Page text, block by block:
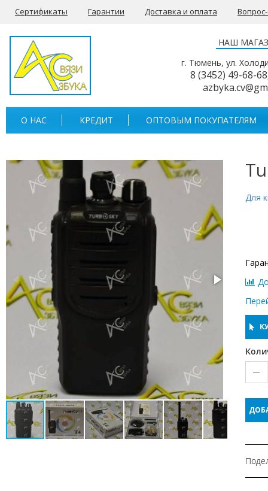
Сертификаты Гарантии Доставка и оплата
НАШ
г. Тюмень, ул.
8 (3452) 49-68-68
О НАС КРЕДИТ ОПТОВЫМ ПОКУПАТЕЛЯМ
Для